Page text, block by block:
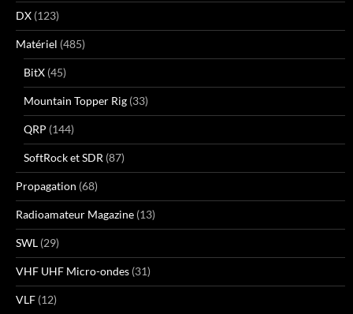
DX (123)
Matériel (485)
BitX (45)
Mountain Topper Rig (33)
QRP (144)
SoftRock et SDR (87)
Propagation (68)
Radioamateur Magazine (13)
SWL (29)
VHF UHF Micro-ondes (31)
VLF (12)